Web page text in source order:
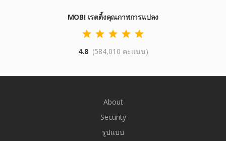
MOBI เรตติ้งคุณภาพการแปลง
4.8 (584,010 คะแนน)
About
Security
รูปแบบ